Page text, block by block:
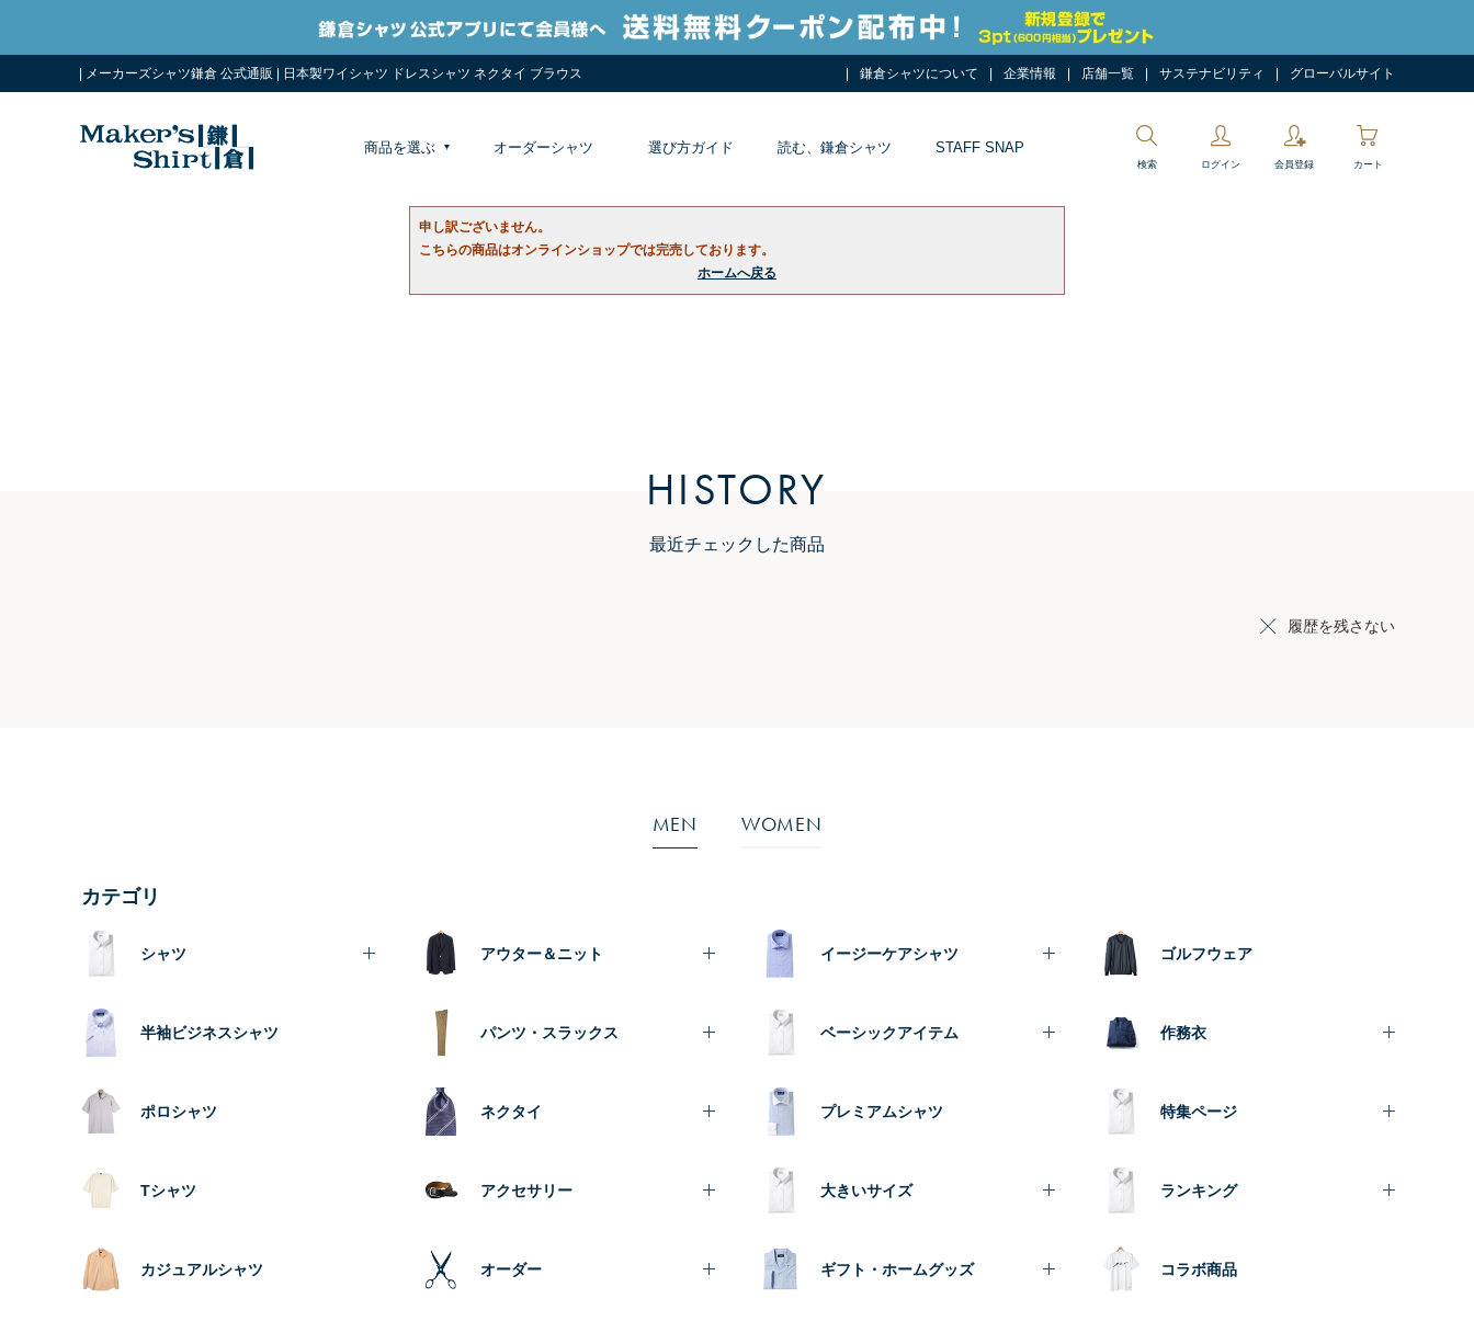
| メーカーズシャツ鎌倉 公式通販 | 日本製ワイシャツ ドレスシャツ ネクタイ ブラウス 鎌倉シャツについて 企業情報 店舗一覧 サステナビリティ グローバルサイト
商品を選ぶ オーダーシャツ 選び方ガイド 読む、鎌倉シャツ STAFF SNAP
検索 ログイン 会員登録 カート
申し訳ございません。
こちらの商品はオンラインショップでは完売しております。
ホームへ戻る
HISTORY
最近チェックした商品
履歴を残さない
MEN WOMEN
カテゴリ
シャツ
半袖ビジネスシャツ
ポロシャツ
Tシャツ
カジュアルシャツ
アウター＆ニット
パンツ・スラックス
ネクタイ
アクセサリー
オーダー
イージーケアシャツ
ベーシックアイテム
プレミアムシャツ
大きいサイズ
ギフト・ホームグッズ
ゴルフウェア
作務衣
特集ページ
ランキング
コラボ商品